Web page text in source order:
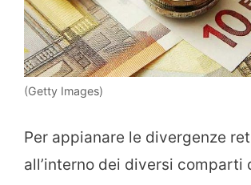
(Getty Images)
Per appianare le divergenze
all’interno dei diversi comparti